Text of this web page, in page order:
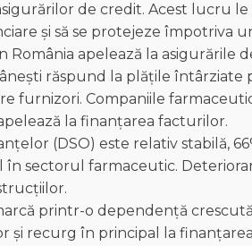
de credit. Acest lucru
și să se protejeze împotriva
România apelează la asigurările
răspund la plățile întârziate
furnizori. Companiile
la finanțarea facturilor.
(DSO) este relativ stabilă,
în sectorul farmaceutic.
printr-o dependență
și recurg în principal la